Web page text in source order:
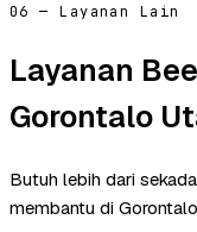
06 — Layanan Lain
Layanan
Gorontalo
Butuh lebih dari
membantu di